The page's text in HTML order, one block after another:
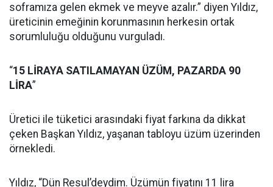
soframıza gelen ekmek ve meyve azalır.” diyen Yıldız,
üreticinin emeğinin korunmasının herkesin ortak
sorumluluğu olduğunu vurguladı.
“15 LİRAYA SATILAMAYAN ÜZÜM, PAZARDA 90
LİRA”
Üretici ile tüketici arasındaki fiyat farkına da dikkat
çeken Başkan Yıldız, yaşanan tabloyu üzüm üzerinden
örnekledi.
Yıldız, “Dün Resul’deydim. Üzümün fiyatını 11 lira